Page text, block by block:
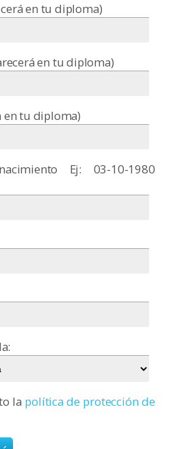
en tu diploma)
en tu diploma)
en tu diploma)
Ej: 03-10-1980
la política de protección de